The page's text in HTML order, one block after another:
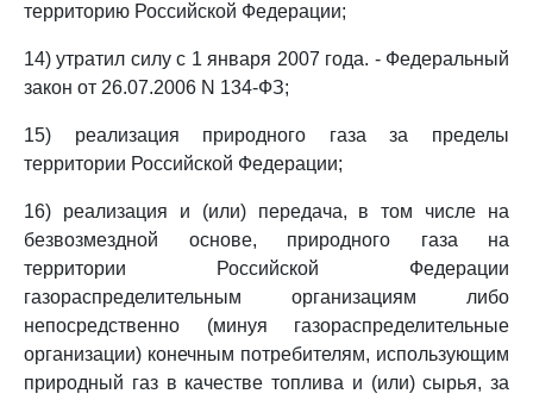
территорию Российской Федерации;
14) утратил силу с 1 января 2007 года. - Федеральный
закон от 26.07.2006 N 134-ФЗ;
15) реализация природного газа за пределы
территории Российской Федерации;
16) реализация и (или) передача, в том числе на
безвозмездной основе, природного газа на
территории Российской Федерации
газораспределительным организациям либо
непосредственно (минуя газораспределительные
организации) конечным потребителям, использующим
природный газ в качестве топлива и (или) сырья, за